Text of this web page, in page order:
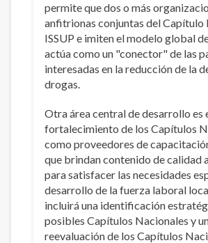
permite que dos o más
anfitrionas conjuntas del Capítulo
ISSUP e imiten el modelo global
actúa como un "conector" de las
interesadas en la reducción de la
drogas.
Otra área central de desarrollo es
fortalecimiento de los Capítulos
como proveedores de
que brindan contenido de calidad
para satisfacer las necesidades
desarrollo de la fuerza laboral
incluirá una identificación
posibles Capítulos Nacionales y
reevaluación de los Capítulos